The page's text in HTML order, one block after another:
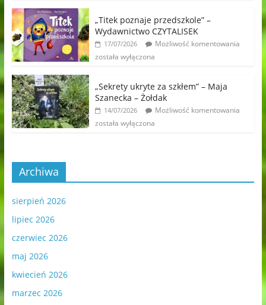
„Titek poznaje przedszkole” –
Wydawnictwo CZYTALISEK
17/07/2026
Możliwość komentowania
została wyłączona
„Sekrety ukryte za szkłem” – Maja
Szanecka – Żołdak
14/07/2026
Możliwość komentowania
została wyłączona
Archiwa
sierpień 2026
lipiec 2026
czerwiec 2026
maj 2026
kwiecień 2026
marzec 2026